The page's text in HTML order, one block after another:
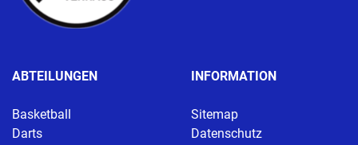
ABTEILUNGEN
Basketball
Darts
INFORMATION
Sitemap
Datenschutz